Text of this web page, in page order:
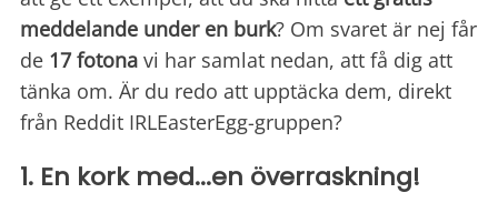
meddelande under en burk? Om svaret är nej får
de 17 fotona vi har samlat nedan, att få dig att
tänka om. Är du redo att upptäcka dem, direkt
från Reddit IRLEasterEgg-gruppen?
1. En kork med...en överraskning!